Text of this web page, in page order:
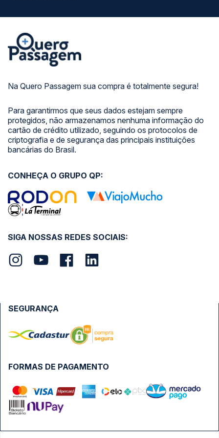
Na Quero Passagem sua compra é totalmente segura!
Para garantirmos que seus dados estejam sempre
protegidos, não armazenamos nenhuma informação do
cartão de crédito utilizado, seguindo os protocolos de
criptografia e de segurança das principais instituições
bancárias do Brasil.
SIGA NOSSAS REDES SOCIAIS:
CONHEÇA O GRUPO QP:
FORMAS DE PAGAMENTO
SEGURANÇA